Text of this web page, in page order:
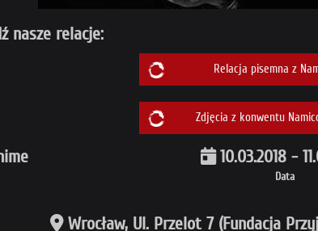
nasze relacje:
Relacja pisemna z
Zdjęcia z konwentu
Data
10.03.2018 -
Wrocław, Ul. Przelot 7 (Fundacja